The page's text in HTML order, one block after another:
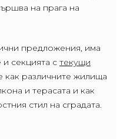
на прага на
предложения, има
и секцията с текущи
как различните жилища
и терасата и как
стил на сградата.